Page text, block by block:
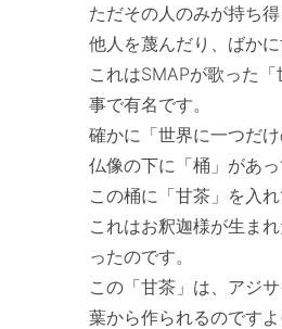
ただその人のみが持ち
他人を蔑んだり、ばか
これはSMAPが歌った
事で有名です。
確かに「世界に一つだ
仏像の下に「桶」があ
この桶に「甘茶」を入
これはお釈迦様が生ま
ったのです。
この「甘茶」は、アジ
葉から作られるのですよ